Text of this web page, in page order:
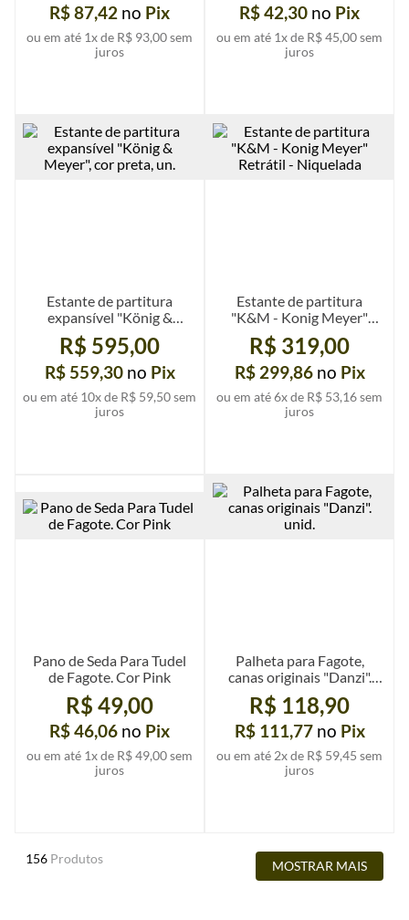
R$ 87,42 no Pix
ou em até 1x de R$ 93,00sem
juros
Ver mais detalhes
R$ 42,30 no Pix
ou em até 1x de R$ 45,00sem
juros
Ver mais detalhes
Estante de partitura
expansível "König &
Meyer", cor preta, un.
R$ 595,00
R$ 559,30 no Pix
ou em até 10x de R$ 59,50sem
juros
Estante de partitura
"K&M - Konig Meyer"
Retrátil - Niquelada
R$ 319,00
R$ 299,86 no Pix
ou em até6x de R$ 53,16sem
juros
Ver mais detalhes
Pano de Seda Para Tudel
de Fagote. Cor Pink
R$ 49,00
R$ 46,06 no Pix
ou em até 1x de R$ 49,00sem
juros
Palheta para Fagote,
canas originais "Danzi".
R$ 118,90
R$ 111,77 no Pix
ou em até 2x de R$ 59,45 sem
juros
Ver mais detalhes
156 Produtos MOSTRAR MAIS